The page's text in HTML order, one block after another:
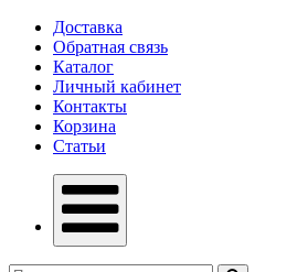
Доставка
Обратная связь
Каталог
Личный кабинет
Контакты
Корзина
Статьи